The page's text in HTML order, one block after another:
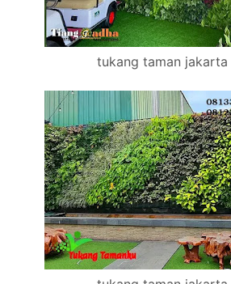
tukang taman jakarta